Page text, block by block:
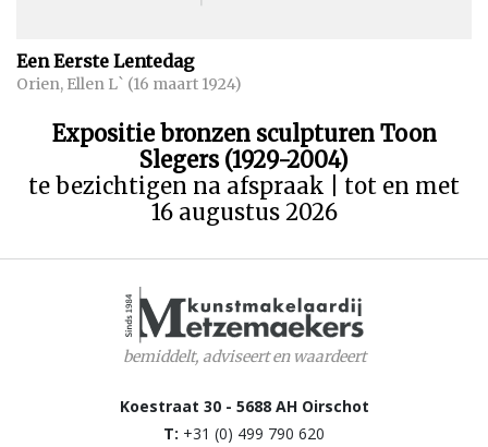
Een Eerste Lentedag
Orien, Ellen L` (16 maart 1924)
Expositie bronzen sculpturen Toon
Slegers (1929-2004)
te bezichtigen na afspraak | tot en met
16 augustus 2026
bemiddelt, adviseert en waardeert
Koestraat 30 - 5688 AH Oirschot
T: +31 (0) 499 790 620